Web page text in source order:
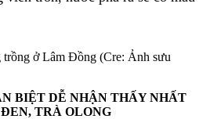
trồng ở Lâm Đồng (Cre: Ảnh sưu
BIỆT DỄ NHẬN THẤY NHẤT
TRÀ OLONG